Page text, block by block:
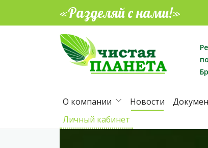
«Разделяй с нами!»
О компании Новости
Личный кабинет